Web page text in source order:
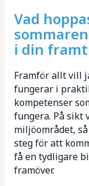
Vad
i din
Framför allt vill
fungerar i
kompetenser
fungera. På sikt
miljöområdet,
steg för att
få en tydligare
framöver.